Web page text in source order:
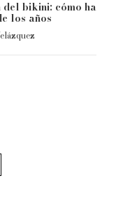
bikini: cómo ha
los años